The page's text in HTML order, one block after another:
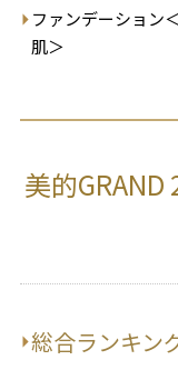
ファンデーション
肌＞
美的
総合ランキン